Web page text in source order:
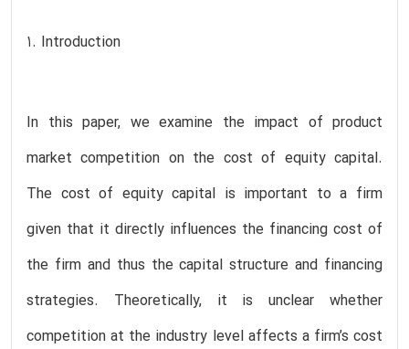
1. Introduction
In this paper, we examine the impact of product
market competition on the cost of equity capital.
The cost of equity capital is important to a firm
given that it directly influences the financing cost of
the firm and thus the capital structure and financing
strategies. Theoretically, it is unclear whether
competition at the industry level affects a firm’s cost